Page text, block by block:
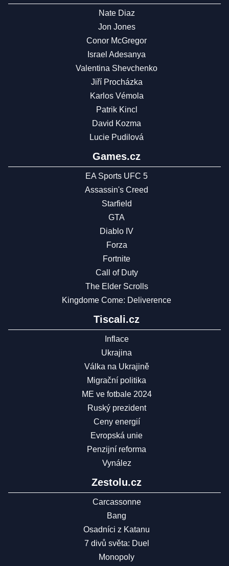
Nate Diaz
Jon Jones
Conor McGregor
Israel Adesanya
Valentina Shevchenko
Jiří Procházka
Karlos Vémola
Patrik Kincl
David Kozma
Lucie Pudilová
Games.cz
EA Sports UFC 5
Assassin's Creed
Starfield
GTA
Diablo IV
Forza
Fortnite
Call of Duty
The Elder Scrolls
Kingdome Come: Deliverence
Tiscali.cz
Inflace
Ukrajina
Válka na Ukrajině
Migrační politika
ME ve fotbale 2024
Ruský prezident
Ceny energií
Evropská unie
Penzijní reforma
Vynález
Zestolu.cz
Carcassonne
Bang
Osadníci z Katanu
7 divů světa: Duel
Monopoly